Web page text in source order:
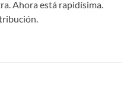
Ahora está rapidísima.